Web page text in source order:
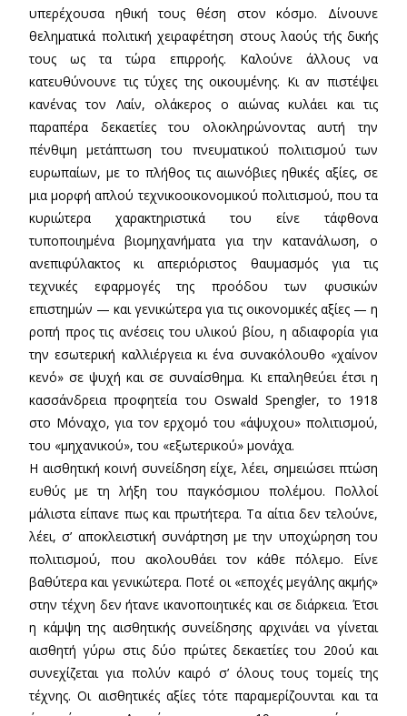
υπερέχουσα ηθική τους θέση στον κόσμο. Δίνουνε
θεληματικά πολιτική χειραφέτηση στους λαούς τής δικής
τους ως τα τώρα επιρροής. Καλούνε άλλους να
κατευθύνουνε τις τύχες της οικουμένης. Κι αν πιστέψει
κανένας τον Λαίν, ολάκερος ο αιώνας κυλάει και τις
παραπέρα δεκαετίες του ολοκληρώνοντας αυτή την
πένθιμη μετάπτωση του πνευματικού πολιτισμού των
ευρωπαίων, με το πλήθος τις αιωνόβιες ηθικές αξίες, σε
μια μορφή απλού τεχνικοοικονομικού πολιτισμού, που τα
κυριώτερα χαρακτηριστικά του είνε τάφθονα
τυποποιημένα βιομηχανήματα για την κατανάλωση, ο
ανεπιφύλακτος κι απεριόριστος θαυμασμός για τις
τεχνικές εφαρμογές της προόδου των φυσικών
επιστημών — και γενικώτερα για τις οικονομικές αξίες — η
ροπή προς τις ανέσεις του υλικού βίου, η αδιαφορία για
την εσωτερική καλλιέργεια κι ένα συνακόλουθο «χαίνον
κενό» σε ψυχή και σε συναίσθημα. Κι επαληθεύει έτσι η
κασσάνδρεια προφητεία του Oswald Spengler, το 1918
στο Μόναχο, για τον ερχομό του «άψυχου» πολιτισμού,
του «μηχανικού», του «εξωτερικού» μονάχα.
Η αισθητική κοινή συνείδηση είχε, λέει, σημειώσει πτώση
ευθύς με τη λήξη του παγκόσμιου πολέμου. Πολλοί
μάλιστα είπανε πως και πρωτήτερα. Τα αίτια δεν τελούνε,
λέει, σ’ αποκλειστική συνάρτηση με την υποχώρηση του
πολιτισμού, που ακολουθάει τον κάθε πόλεμο. Είνε
βαθύτερα και γενικώτερα. Ποτέ οι «εποχές μεγάλης ακμής»
στην τέχνη δεν ήτανε ικανοποιητικές και σε διάρκεια. Έτσι
η κάμψη της αισθητικής συνείδησης αρχινάει να γίνεται
αισθητή γύρω στις δύο πρώτες δεκαετίες του 20ού και
συνεχίζεται για πολύν καιρό σ’ όλους τους τομείς της
τέχνης. Οι αισθητικές αξίες τότε παραμερίζουνται και τα